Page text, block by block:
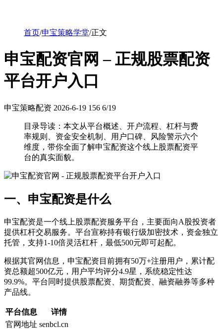
首页/申宝策略学堂/正文
申宝配资官网 – 正规股票配资
平台开户入口
申宝策略配资 2026-6-19 156 6/19
目录导读：本文从平台概述、开户流程、杠杆与费
率规则、资金安全机制、用户口碑、风险警示六个
维度，带你全面了解申宝配资这个线上股票配资平
台的真实面貌。
一、申宝配资是什么
申宝配资是一个线上股票配资服务平台，主要面向A股投资者
提供杠杆交易服务。平台宣称持有银行级加密技术，资金独立
托管，支持1-10倍灵活杠杆，最低500元即可起配。
根据其官网信息，申宝配资目前拥有50万+注册用户，累计配
资总额超500亿元，用户平均评分4.9星，系统稳定性达
99.9%。平台同时提供股票配资、期货配资、融资融券等多种
产品线。
平台信息
详情
官网地址 senbcl.cn